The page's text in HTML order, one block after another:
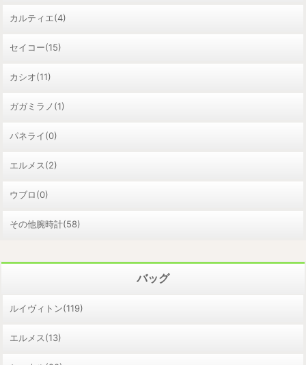
カルティエ(4)
セイコー(15)
カシオ(11)
ガガミラノ(1)
パネライ(0)
エルメス(2)
ウブロ(0)
その他腕時計(58)
バッグ
ルイヴィトン(119)
エルメス(13)